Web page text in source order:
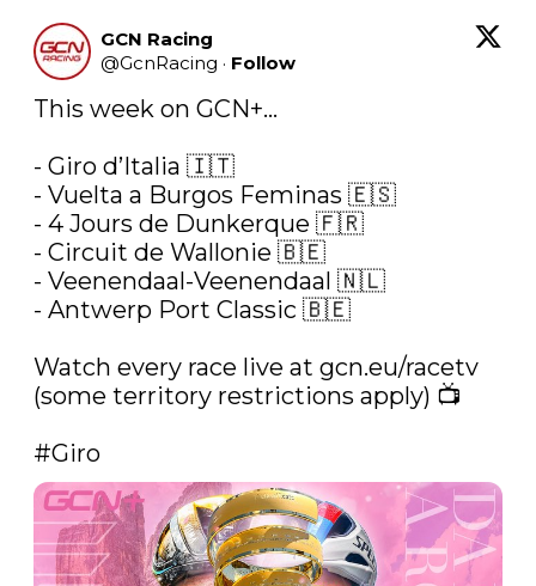
GCN Racing
@GcnRacing · Follow
This week on GCN+...
- Giro d’Italia 🇮🇹
- Vuelta a Burgos Feminas 🇪🇸
- 4 Jours de Dunkerque 🇫🇷
- Circuit de Wallonie 🇧🇪
- Veenendaal-Veenendaal 🇳🇱
- Antwerp Port Classic 🇧🇪
Watch every race live at gcn.eu/racetv
(some territory restrictions apply) 📺
#Giro